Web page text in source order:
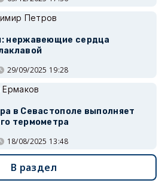
Петров
нержавеющие сердца
29/09/2025 19:28
Ермаков
в Севастополе выполняет
термометра
18/08/2025 13:48
В раздел